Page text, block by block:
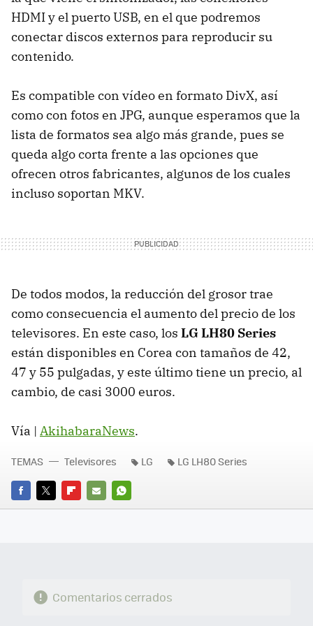
HDMIy el puertoUSB, en el que podremos
conectar discos externos para reproducir su
contenido.
Es compatible con vídeo en formato DivX, así
como con fotos en JPG, aunque esperamos que la
lista de formatos sea algo más grande, pues se
queda algo corta frente a las opciones que
ofrecen otros fabricantes, algunos de los cuales
incluso soportan MKV.
De todos modos, la reducción del grosor trae
como consecuencia el aumento del precio de los
televisores. En este caso, los LG LH80 Series
están disponibles en Corea con tamaños de 42,
47 y 55 pulgadas, y este último tiene un precio, al
cambio, de casi 3000 euros.
Vía | AkihabaraNews.
FACEBOOK
TWITTERFLIPBOARD
E-
WHATSAPP
TEMAS Televisores LG LG LH80 Series
Comentarios cerrados